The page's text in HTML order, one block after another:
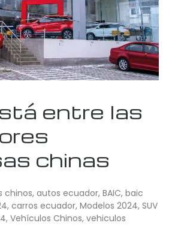
entre las
chinas
chinos,autos ecuador,BAIC,baic
,carros ecuador,Modelos 2024,SUV
,Vehículos Chinos,vehiculos